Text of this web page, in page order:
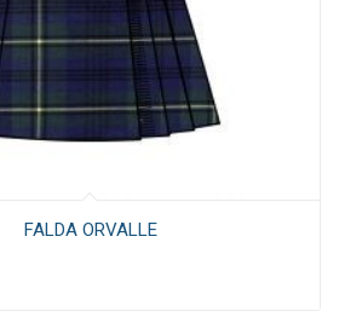
FALDA ORVALLE